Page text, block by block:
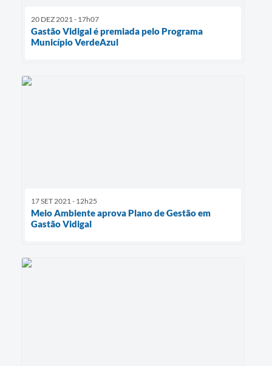
20 DEZ 2021 - 17h07
Gastão Vidigal é premiada pelo Programa
Município VerdeAzul
17 SET 2021 - 12h25
Meio Ambiente aprova Plano de Gestão em
Gastão Vidigal